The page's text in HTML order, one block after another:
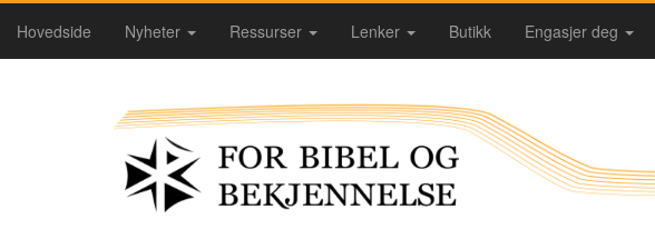
Hovedside Nyheter Ressurser Lenker Butikk Engasjer deg